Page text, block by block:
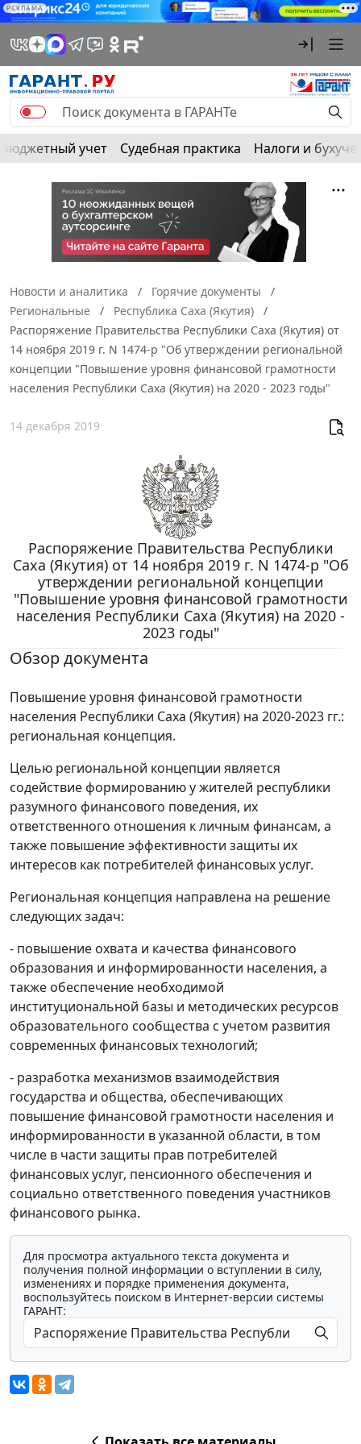
РЕКЛАМА
Бюджетный учет Судебная практика Налоги и
Новости и аналитика
Горячие документы
Региональные
Республика Саха (Якутия)
Распоряжение Правительства Республики Саха (Якутия) от
14 ноября 2019 г. N 1474-р "Об утверждении региональной
концепции "Повышение уровня финансовой грамотности
населения Республики Саха (Якутия) на 2020 - 2023 годы"
14 декабря 2019
Распоряжение Правительства Республики
Саха (Якутия) от 14 ноября 2019 г. N 1474-р "Об
утверждении региональной концепции
"Повышение уровня финансовой грамотности
населения Республики Саха (Якутия) на 2020 -
2023 годы"
Обзор документа
Повышение уровня финансовой грамотности
населения Республики Саха (Якутия) на 2020-2023 гг.:
региональная концепция.
Целью региональной концепции является
содействие формированию у жителей республики
разумного финансового поведения, их
ответственного отношения к личным финансам, а
также повышение эффективности защиты их
интересов как потребителей финансовых услуг.
Региональная концепция направлена на решение
следующих задач:
- повышение охвата и качества финансового
образования и информированности населения, а
также обеспечение необходимой
институциональной базы и методических ресурсов
образовательного сообщества с учетом развития
современных финансовых технологий;
- разработка механизмов взаимодействия
государства и общества, обеспечивающих
повышение финансовой грамотности населения и
информированности в указанной области, в том
числе в части защиты прав потребителей
финансовых услуг, пенсионного обеспечения и
социально ответственного поведения участников
финансового рынка.
Для просмотра актуального текста документа и
получения полной информации о вступлении в силу,
изменениях и порядке применения документа,
воспользуйтесь поиском в Интернет-версии системы
ГАРАНТ: